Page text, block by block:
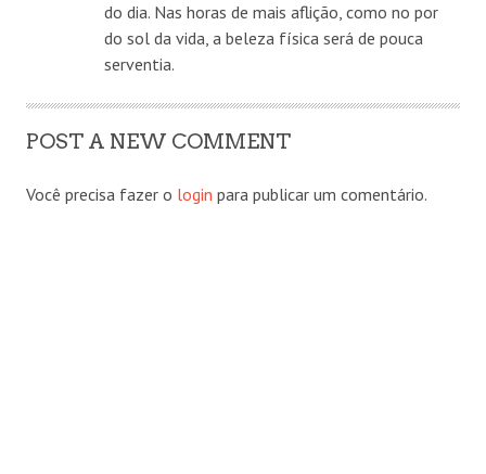
do dia. Nas horas de mais aflição, como no por
do sol da vida, a beleza física será de pouca
serventia.
POST A NEW COMMENT
Você precisa fazer o login para publicar um comentário.